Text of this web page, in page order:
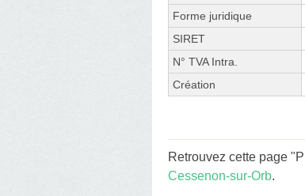
Forme juridique
SIRET
N° TVA Intra.
Création
Retrouvez cette page
Cessenon-sur-Orb.